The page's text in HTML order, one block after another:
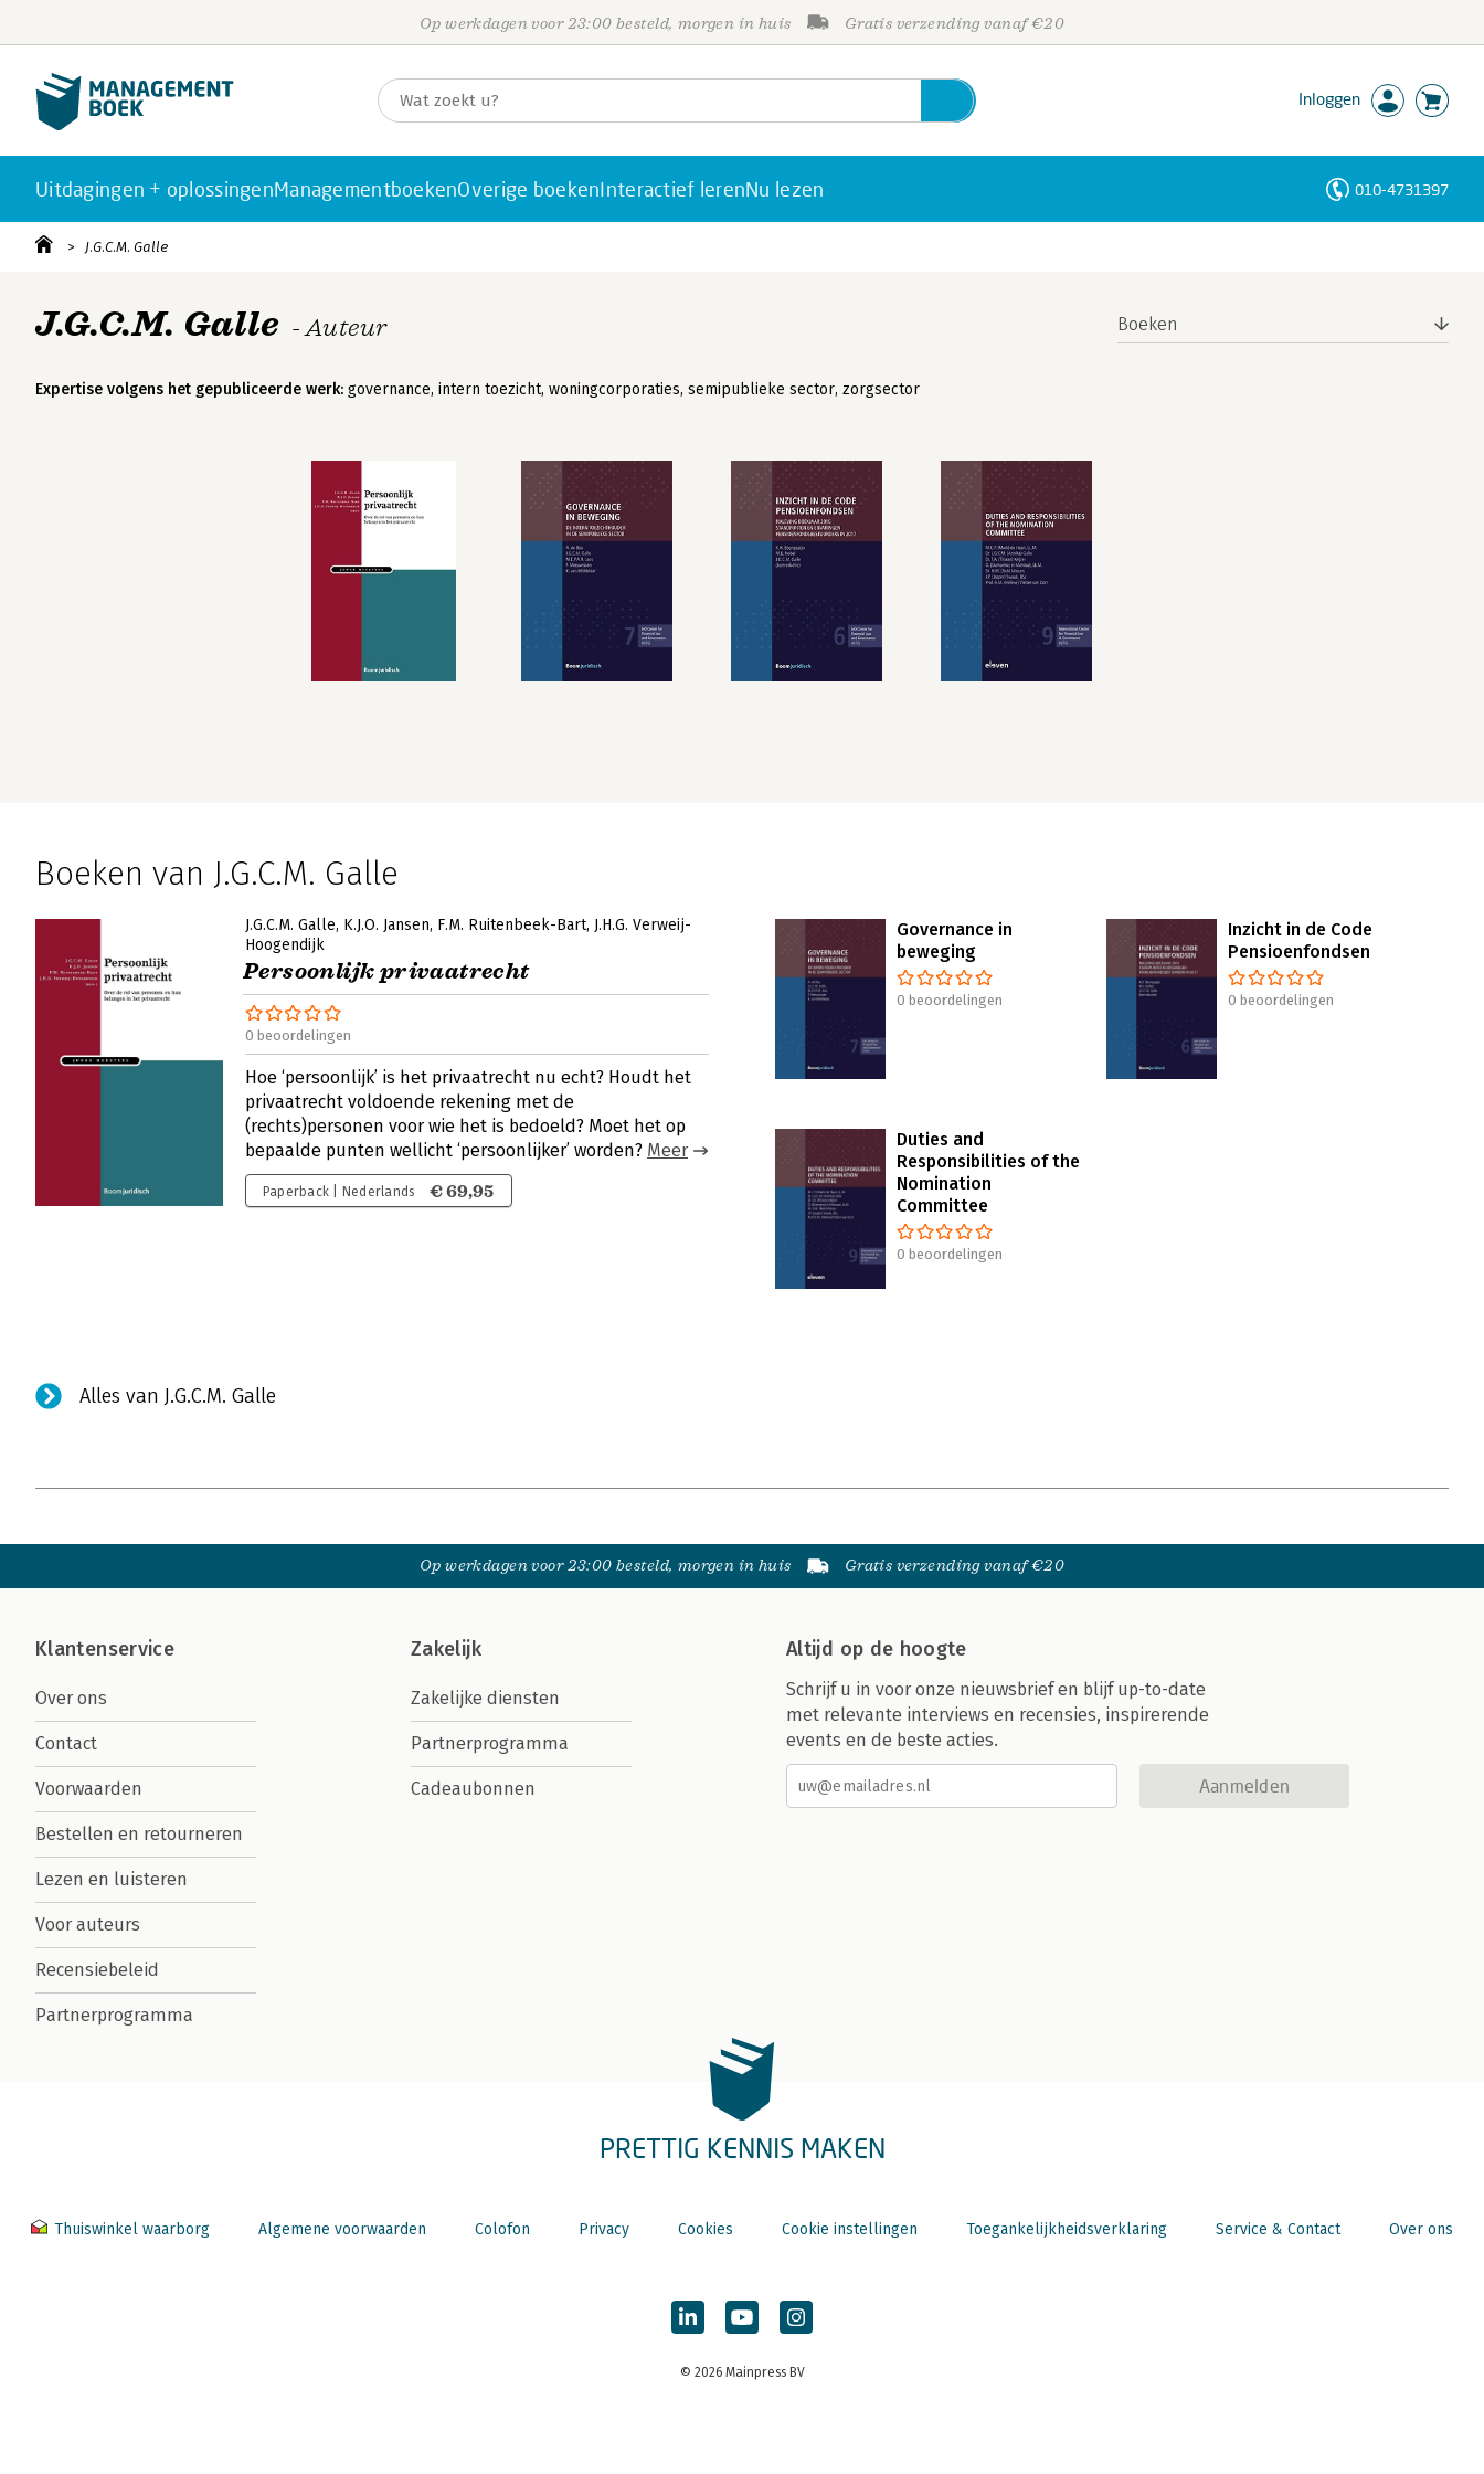
Op werkdagen voor 23:00 besteld, morgen in huis Gratis verzending vanaf €20
Inloggen
Uitdagingen + oplossingenManagementboekenOverige boekenInteractief lerenNu lezen 010-4731397
J.G.C.M. Galle
J.G.C.M. Galle - Auteur
Expertise volgens het gepubliceerde werk: governance, intern toezicht, woningcorporaties, semipublieke sector, zorgsector
Boeken
Boeken van J.G.C.M. Galle
J.G.C.M. Galle K.J.O. Jansen F.M. Ruitenbeek-Bart J.H.G. Verweij-
Hoogendijk
Persoonlijk privaatrecht
0 beoordelingen
Hoe ‘persoonlijk’ is het privaatrecht nu echt? Houdt het
privaatrecht voldoende rekening met de
(rechts)personen voor wie het is bedoeld? Moet het op
bepaalde punten wellicht ‘persoonlijker’ worden? Meer
Paperback | Nederlands € 69,95
Governance in
beweging
0 beoordelingen
Inzicht in de Code
Pensioenfondsen
0 beoordelingen
Duties and
Responsibilities of the
Nomination
Committee
0 beoordelingen
Alles van J.G.C.M. Galle
Op werkdagen voor 23:00 besteld, morgen in huis Gratis verzending vanaf €20
Klantenservice
Over ons
Contact
Voorwaarden
Bestellen en retourneren
Lezen en luisteren
Voor auteurs
Recensiebeleid
Partnerprogramma
Zakelijk
Zakelijke diensten
Partnerprogramma
Cadeaubonnen
Altijd op de hoogte
Schrijf u in voor onze nieuwsbrief en blijf up-to-date
met relevante interviews en recensies, inspirerende
events en de beste acties.
Aanmelden
PRETTIG KENNIS MAKEN
Thuiswinkel waarborg Algemene voorwaarden Colofon Privacy Cookies Cookie instellingen Toegankelijkheidsverklaring Service & Contact Over ons
© 2026 Mainpress BV
Personen